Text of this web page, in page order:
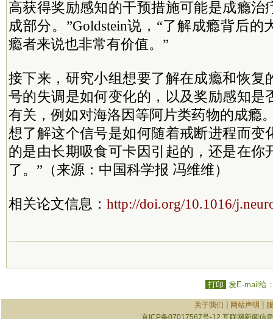
高获得奖励感知的干预措施可能是成瘾治
成部分。”Goldstein说，“了解成瘾背后的
瘾者来说也非常有价值。”
接下来，研究小组想要了解在成瘾和恢复
号的失调是如何变化的，以及奖励感知是
有关，例如对海洛因等阿片类药物的成瘾
想了解这个信号是如何随着戒断进程而变
的是由长期吸食可卡因引起的，还是在你
了。”（来源：中国科学报 冯维维）
相关论文信息： http://doi.org/10.1016/
打印 发E-mail给
关于我们 网站声明
京ICP备07017567号-12 互联网新闻信